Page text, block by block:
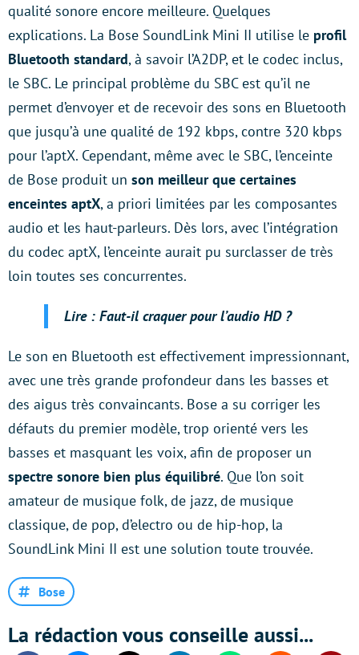
qualité sonore encore meilleure. Quelques
explications. La Bose SoundLink Mini II utilise le profil
Bluetooth standard, à savoir l’A2DP, et le codec inclus,
le SBC. Le principal problème du SBC est qu’il ne
permet d’envoyer et de recevoir des sons en Bluetooth
que jusqu’à une qualité de 192 kbps, contre 320 kbps
pour l’aptX. Cependant, même avec le SBC, l’enceinte
de Bose produit un son meilleur que certaines
enceintes aptX, a priori limitées par les composantes
audio et les haut-parleurs. Dès lors, avec l’intégration
du codec aptX, l’enceinte aurait pu surclasser de très
loin toutes ses concurrentes.
Lire : Faut-il craquer pour l’audio HD ?
Le son en Bluetooth est effectivement impressionnant,
avec une très grande profondeur dans les basses et
des aigus très convaincants. Bose a su corriger les
défauts du premier modèle, trop orienté vers les
basses et masquant les voix, afin de proposer un
spectre sonore bien plus équilibré. Que l’on soit
amateur de musique folk, de jazz, de musique
classique, de pop, d’electro ou de hip-hop, la
SoundLink Mini II est une solution toute trouvée.
Bose
La rédaction vous conseille aussi...